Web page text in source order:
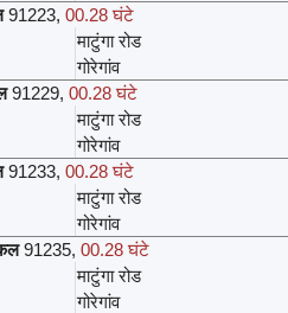
91223, 00.28 घंटे
माटुंगा रोड
गोरेगांव
91229, 00.28 घंटे
माटुंगा रोड
गोरेगांव
91233, 00.28 घंटे
माटुंगा रोड
गोरेगांव
91235, 00.28 घंटे
माटुंगा रोड
गोरेगांव